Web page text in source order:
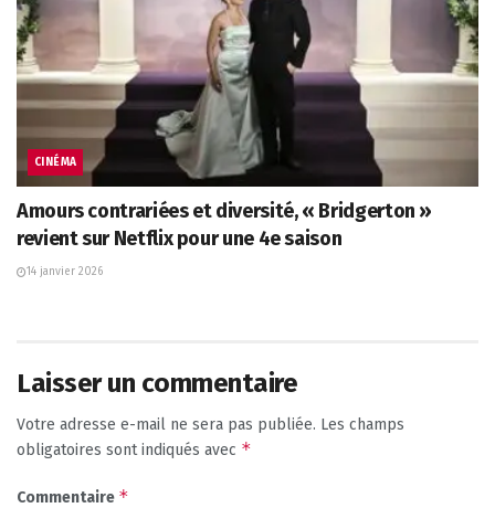
CINÉMA
Amours contrariées et diversité, « Bridgerton »
revient sur Netflix pour une 4e saison
14 janvier 2026
Laisser un commentaire
Votre adresse e-mail ne sera pas publiée. Les champs
obligatoires sont indiqués avec *
Commentaire *